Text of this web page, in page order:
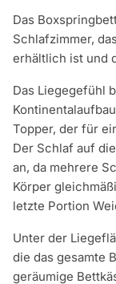
Das
Schlafzimmer,
erhältlich ist und
Das Liegegefühl
Topper, der für
Der Schlaf auf
an, da mehrere
Körper
letzte Portion
Unter der
die das gesamte
geräumige